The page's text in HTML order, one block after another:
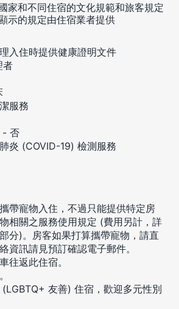
家和不同住宿的文化規範和旅客規定
示的規定由住宿業者提供
入住時提供健康證明文件
者
服務
- 否
炎 (COVID-19) 檢測服務
帶寵物入住，不過只能提供特定房
相關之服務使用規定 (費用另計，詳
分)。房客如果打算攜帶寵物，請直
資訊請見預訂確認電子郵件。
往返此住宿。
友善) 住宿，歡迎多元性別